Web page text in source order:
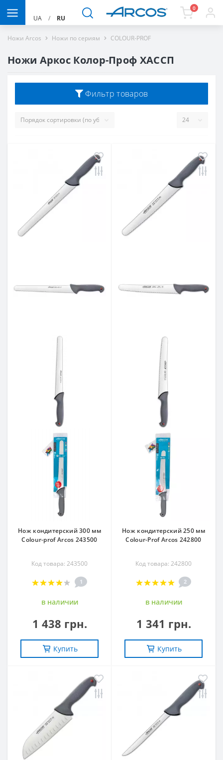
UA / RU
0
Ножи Arcos Ножи по сериям COLOUR-PROF
Ножи Аркос Колор-Проф ХАССП
Фильтр товаров
Нож кондитерский 300 мм
Colour-prof Arcos 243500
Код товара: 243500
1
в наличии
1 438 грн.
Купить
Нож кондитерский 250 мм
Colour-Prof Arcos 242800
Код товара: 242800
2
в наличии
1 341 грн.
Купить